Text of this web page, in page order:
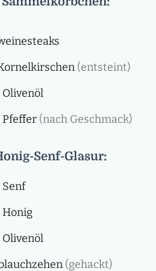
(entsteint)
Olivenöl
Pfeffer (nach Geschmack)
Senf-Glasur:
Senf
Honig
Olivenöl
(gehackt)